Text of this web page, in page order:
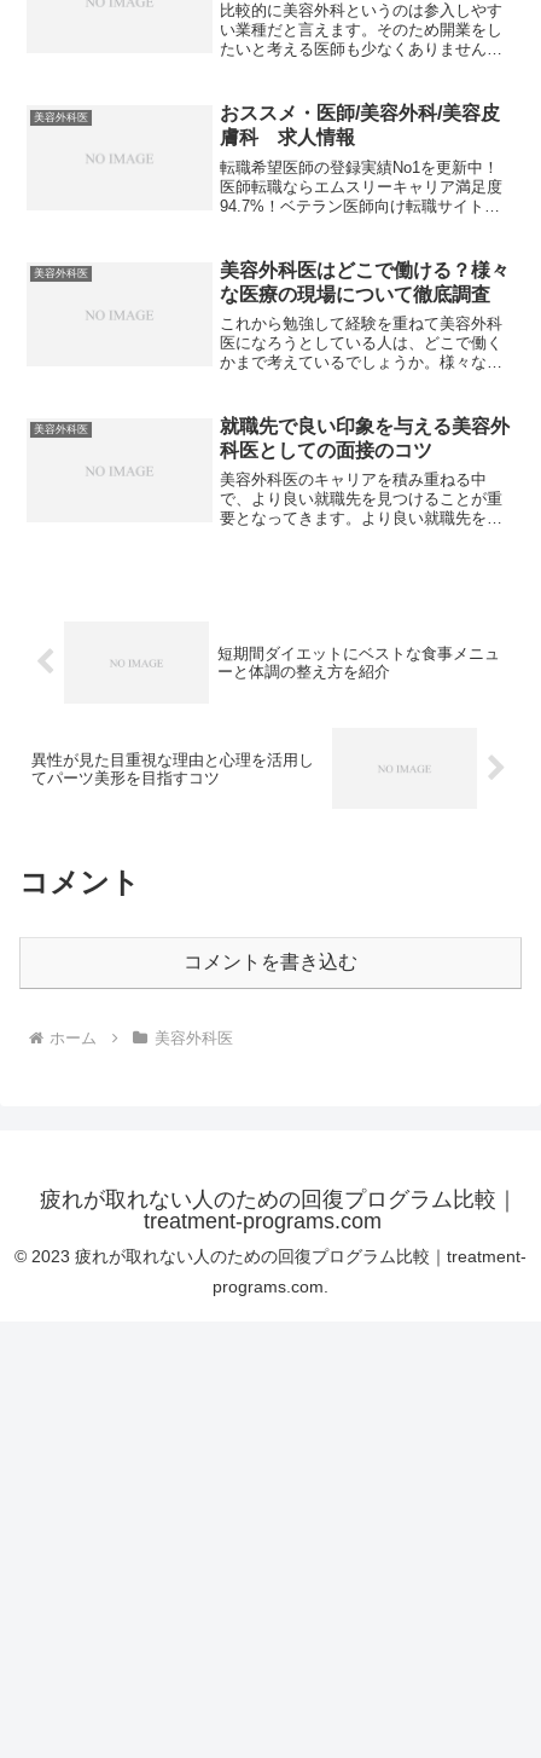
比較的に美容外科というのは参入しやす
い業種だと言えます。そのため開業をし
たいと考える医師も少なくありません。
で事前に確認をしておきましょう。美容
外科の開業医となる前に知...
美容外科医
おススメ・医師/美容外科/美容皮
膚科 求人情報
転職希望医師の登録実績No1を更新中！
医師転職ならエムスリーキャリア満足度
94.7%！ベテラン医師向け転職サイトな
美容皮膚科専門の医師転職サイト【ドク
ターコネクト...
美容外科医
美容外科医はどこで働ける？様々
な医療の現場について徹底調査
これから勉強して経験を重ねて美容外科
医になろうとしている人は、どこで働く
かまで考えているでしょうか。様々な医
た。将来どのようなキャリアを立てるの
か考える際、是非とも参考に...
美容外科医
就職先で良い印象を与える美容外
科医としての面接のコツ
美容外科医のキャリアを積み重ねる中
で、より良い就職先を見つけることが重
要となってきます。より良い就職先を見
短期間ダイエットにベストな食事メニュ
ーと体調の整え方を紹介
異性が見た目重視な理由と心理を活用し
てパーツ美形を目指すコツ
コメント
コメントを書き込む
ホーム 美容外科医
疲れが取れない人のための回復プログラム比較｜
treatment-programs.com
© 2023 疲れが取れない人のための回復プログラム比較｜treatment-
programs.com.